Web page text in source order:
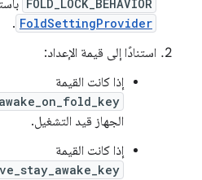
FOLD_LOCK_BEHAVIOR
FoldSettingProvider
.
استنادًا إلى قيمة الإعداد:
إذا كانت القيمة
الجهاز قيد التشغيل.
إذا كانت القيمة